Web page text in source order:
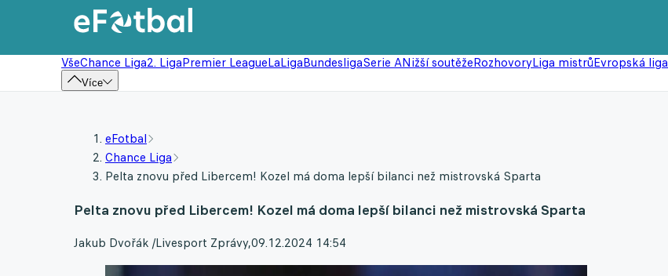
VšeChance Liga2. LigaPremier LeagueLaLigaBundesligaSerie ANižší soutěžeRozhovoryLiga mistrůEvropská liga
Více
eFotbal
Chance Liga
Pelta znovu před Libercem! Kozel má doma lepší bilanci než mistrovská Sparta
Pelta znovu před Libercem! Kozel má doma lepší bilanci než mistrovská Sparta
Jakub Dvořák /Livesport Zprávy,09.12.2024 14:54